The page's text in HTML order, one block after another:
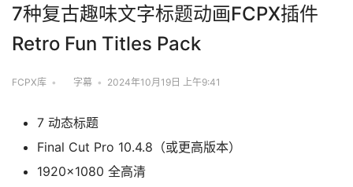
7种复古趣味文字标题动画FCPX插件
Retro Fun Titles Pack
FCPX库 • 字幕 • 2024年10月19日 上午9:41
7 动态标题
Final Cut Pro 10.4.8（或更高版本）
1920×1080 全高清